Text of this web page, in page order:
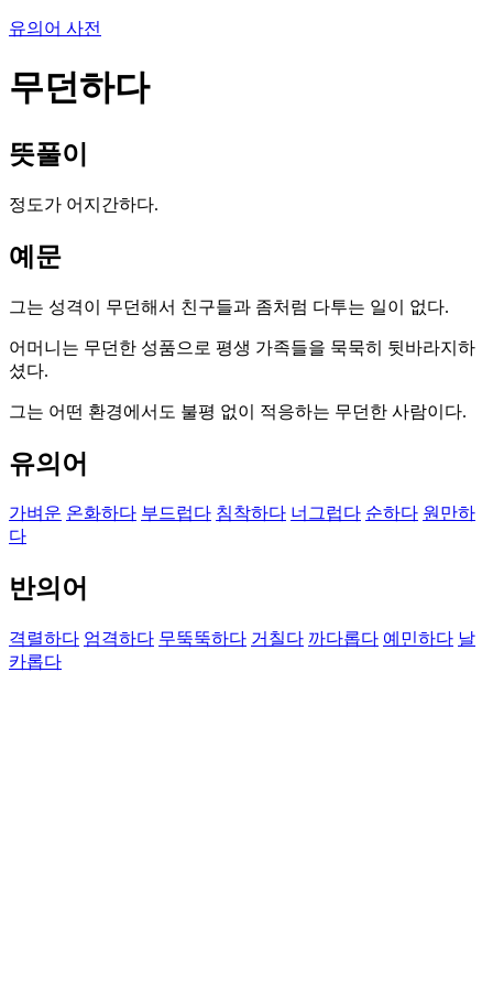
유의어 사전
무던하다
뜻풀이
정도가 어지간하다.
예문
그는 성격이 무던해서 친구들과 좀처럼 다투는 일이 없다.
어머니는 무던한 성품으로 평생 가족들을 묵묵히 뒷바라지하
셨다.
그는 어떤 환경에서도 불평 없이 적응하는 무던한 사람이다.
유의어
가벼운 온화하다 부드럽다 침착하다 너그럽다 순하다 원만하
다
반의어
격렬하다 엄격하다 무뚝뚝하다 거칠다 까다롭다 예민하다 날
카롭다